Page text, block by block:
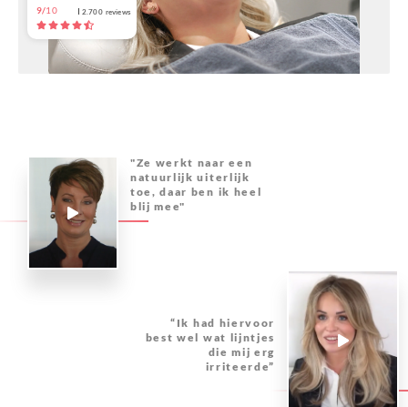
9/10 2.700 reviews
"Ze werkt naar een
natuurlijk uiterlijk
toe, daar ben ik heel
blij mee"
“Ik had hiervoor
best wel wat lijntjes
die mij erg
irriteerde”